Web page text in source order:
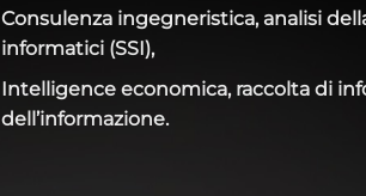
Consulenza ingegneristica, analisi
informatici (SSI),
Intelligence economica, raccolta di
dell’informazione.